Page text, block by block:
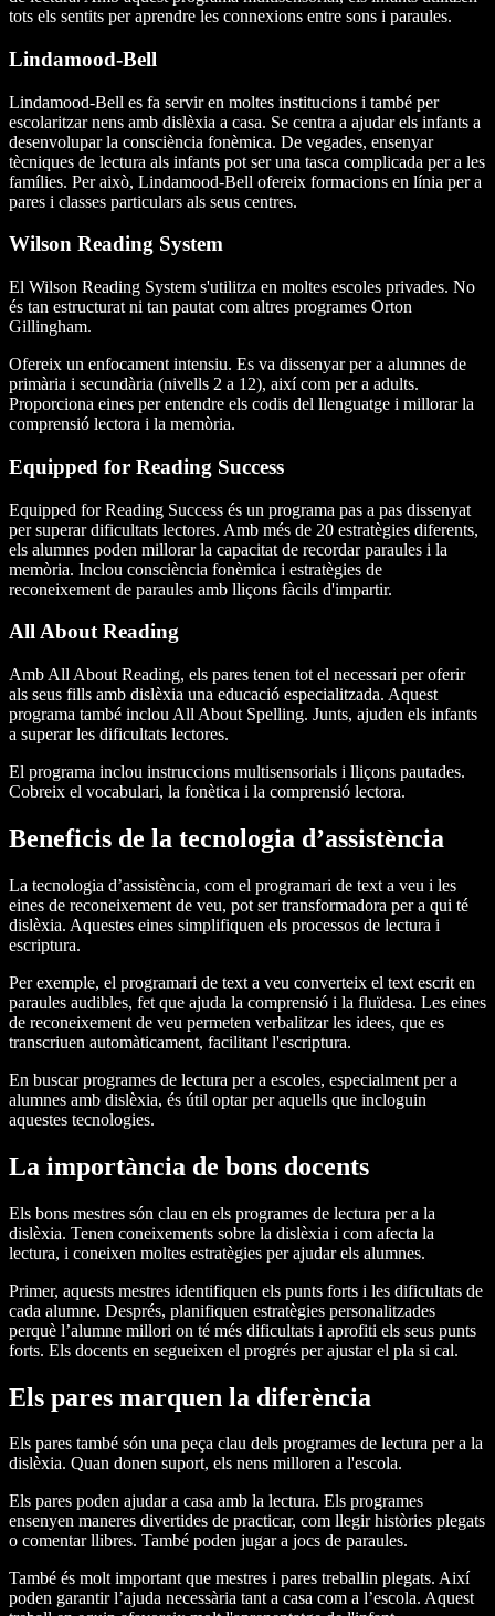
tots els sentits per aprendre les connexions entre sons i paraules.
Lindamood-Bell
Lindamood-Bell es fa servir en moltes institucions i també per
escolaritzar nens amb dislèxia a casa. Se centra a ajudar els infants a
desenvolupar la consciència fonèmica. De vegades, ensenyar
tècniques de lectura als infants pot ser una tasca complicada per a les
famílies. Per això, Lindamood-Bell ofereix formacions en línia per a
pares i classes particulars als seus centres.
Wilson Reading System
El Wilson Reading System s'utilitza en moltes escoles privades. No
és tan estructurat ni tan pautat com altres programes Orton
Gillingham.
Ofereix un enfocament intensiu. Es va dissenyar per a alumnes de
primària i secundària (nivells 2 a 12), així com per a adults.
Proporciona eines per entendre els codis del llenguatge i millorar la
comprensió lectora i la memòria.
Equipped for Reading Success
Equipped for Reading Success és un programa pas a pas dissenyat
per superar dificultats lectores. Amb més de 20 estratègies diferents,
els alumnes poden millorar la capacitat de recordar paraules i la
memòria. Inclou consciència fonèmica i estratègies de
reconeixement de paraules amb lliçons fàcils d'impartir.
All About Reading
Amb All About Reading, els pares tenen tot el necessari per oferir
als seus fills amb dislèxia una educació especialitzada. Aquest
programa també inclou All About Spelling. Junts, ajuden els infants
a superar les dificultats lectores.
El programa inclou instruccions multisensorials i lliçons pautades.
Cobreix el vocabulari, la fonètica i la comprensió lectora.
Beneficis de la tecnologia d’assistència
La tecnologia d’assistència, com el programari de text a veu i les
eines de reconeixement de veu, pot ser transformadora per a qui té
dislèxia. Aquestes eines simplifiquen els processos de lectura i
escriptura.
Per exemple, el programari de text a veu converteix el text escrit en
paraules audibles, fet que ajuda la comprensió i la fluïdesa. Les eines
de reconeixement de veu permeten verbalitzar les idees, que es
transcriuen automàticament, facilitant l'escriptura.
En buscar programes de lectura per a escoles, especialment per a
alumnes amb dislèxia, és útil optar per aquells que incloguin
aquestes tecnologies.
La importància de bons docents
Els bons mestres són clau en els programes de lectura per a la
dislèxia. Tenen coneixements sobre la dislèxia i com afecta la
lectura, i coneixen moltes estratègies per ajudar els alumnes.
Primer, aquests mestres identifiquen els punts forts i les dificultats de
cada alumne. Després, planifiquen estratègies personalitzades
perquè l’alumne millori on té més dificultats i aprofiti els seus punts
forts. Els docents en segueixen el progrés per ajustar el pla si cal.
Els pares marquen la diferència
Els pares també són una peça clau dels programes de lectura per a la
dislèxia. Quan donen suport, els nens milloren a l'escola.
Els pares poden ajudar a casa amb la lectura. Els programes
ensenyen maneres divertides de practicar, com llegir històries plegats
o comentar llibres. També poden jugar a jocs de paraules.
També és molt important que mestres i pares treballin plegats. Així
poden garantir l’ajuda necessària tant a casa com a l’escola. Aquest